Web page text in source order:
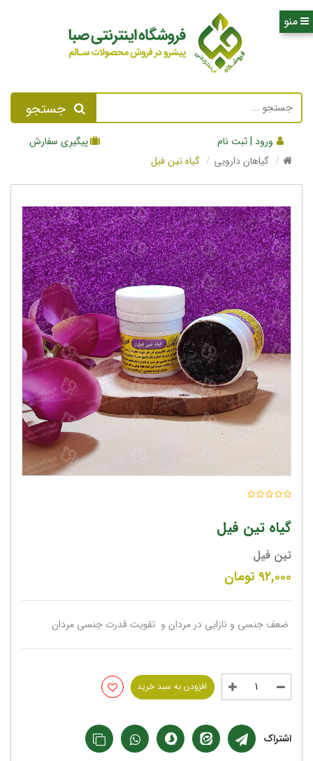
جستجو
ورود | ثبت نام
پیگیری سفارش
گیاهان دارویی
گیاه تین فیل
گیاه تین فیل
تین فیل
۹۲,۰۰۰ تومان
ضعف جنسی و نازایی در مردان و تقویت قدرت جنسی مردان
افزودن به سبد خرید
اشتراک